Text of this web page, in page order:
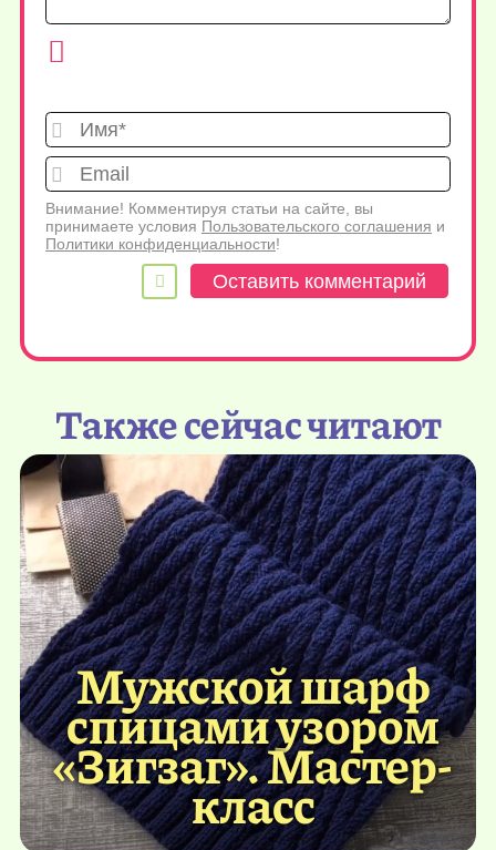
Имя*
Внимание! Комментируя статьи на сайте, вы
принимаете условия Пользовательского соглашения и
Политики конфиденциальности!
Также сейчас читают
Мужской шарф
спицами узором
«Зигзаг». Мастер-
класс